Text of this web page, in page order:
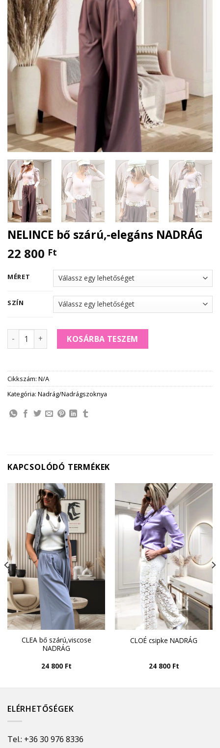
NELINCE bő szárú,-elegáns NADRÁG
22 800 Ft
MÉRET
SZÍN
NELINCE bő szárú,-elegáns NADRÁG mennyiség
KOSÁRBA TESZEM
Cikkszám: N/A
Kategória: Nadrág/Nadrágszoknya
KAPCSOLÓDÓ TERMÉKEK
CLEA bő szárú,viscose
NADRÁG
24 800 Ft
CLOÉ csipke NADRÁG
24 800 Ft
ELÉRHETŐSÉGEK
Tel.: +36 30 976 8336